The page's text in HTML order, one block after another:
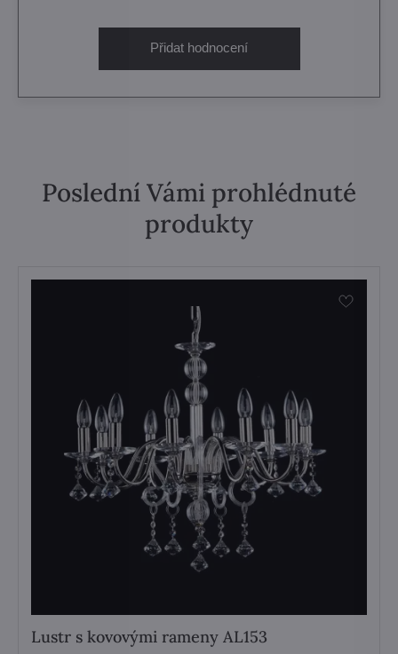
Přidat hodnocení
Poslední Vámi prohlédnuté
produkty
Lustr s kovovými rameny AL153